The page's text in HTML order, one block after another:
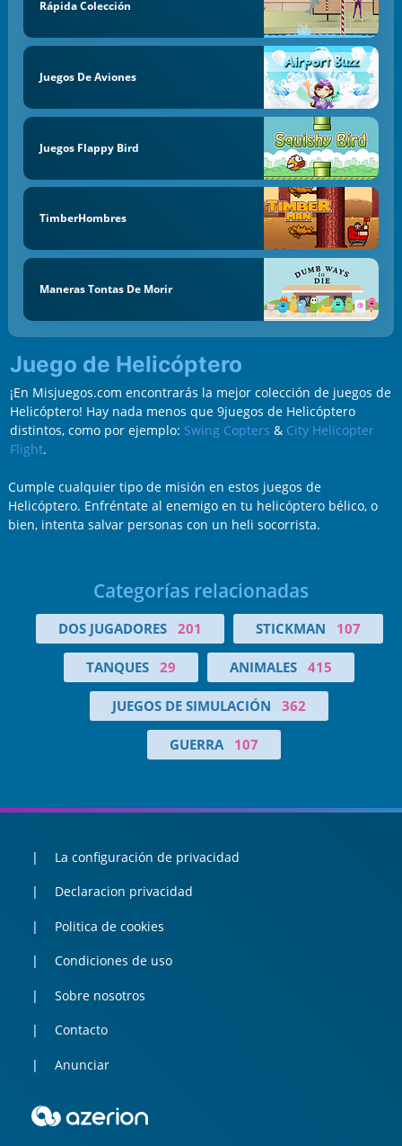
Rápida Colección
Juegos De Aviones
Juegos Flappy Bird
TimberHombres
Maneras Tontas De Morir
Juego de Helicóptero
¡En Misjuegos.com encontrarás la mejor colección de juegos de
Helicóptero! Hay nada menos que 9juegos de Helicóptero
distintos, como por ejemplo: Swing Copters & City Helicopter
Flight.
Cumple cualquier tipo de misión en estos juegos de
Helicóptero. Enfréntate al enemigo en tu helicóptero bélico, o
bien, intenta salvar personas con un heli socorrista.
Categorías relacionadas
DOS JUGADORES 201 STICKMAN 107
TANQUES 29 ANIMALES 415
JUEGOS DE SIMULACIÓN 362
GUERRA 107
La configuración de privacidad
Declaracion privacidad
Politica de cookies
Condiciones de uso
Sobre nosotros
Contacto
Anunciar